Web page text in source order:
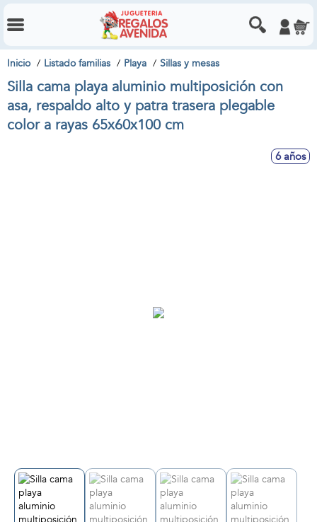
Inicio Listado familias Playa Sillas y mesas
Silla cama playa aluminio multiposición con
asa, respaldo alto y patra trasera plegable
color a rayas 65x60x100 cm
6 años